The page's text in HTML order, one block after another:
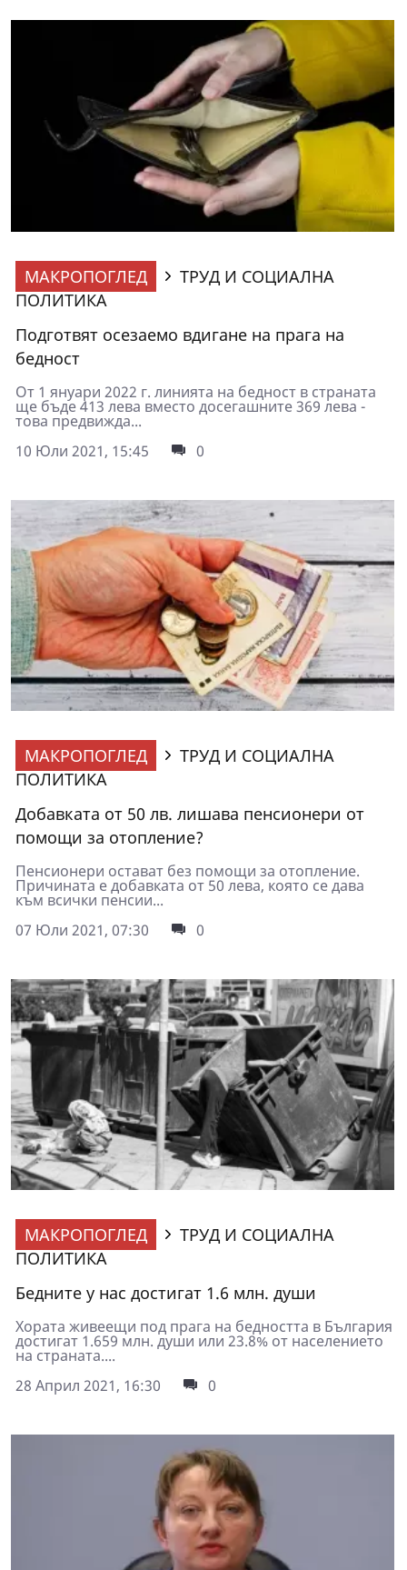
МАКРОПОГЛЕД
ТРУД И СОЦИАЛНА
ПОЛИТИКА
Подготвят осезаемо вдигане на прага на
бедност
От 1 януари 2022 г. линията на бедност в страната
ще бъде 413 лева вместо досегашните 369 лева -
това предвижда...
10 Юли 2021, 15:45
0
МАКРОПОГЛЕД
ТРУД И СОЦИАЛНА
ПОЛИТИКА
Добавката от 50 лв. лишава пенсионери от
помощи за отопление?
Пенсионери остават без помощи за отопление.
Причината е добавката от 50 лева, която се дава
към всички пенсии...
07 Юли 2021, 07:30
0
МАКРОПОГЛЕД
ТРУД И СОЦИАЛНА
ПОЛИТИКА
Бедните у нас достигат 1.6 млн. души
Хората живеещи под прага на бедността в България
достигат 1.659 млн. души или 23.8% от населението
на страната....
28 Април 2021, 16:30
0